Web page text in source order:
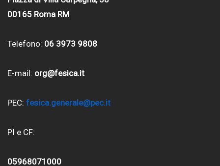
00165 Roma RM
Telefono: 06 3973 9808
E-mail: org@fesica.it
PEC: fesica.generale@pec.it
PI e CF:
05968071000